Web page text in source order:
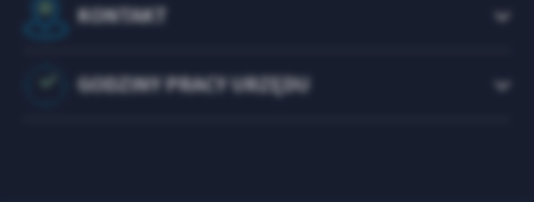
KONTAKT
GODZINY PRACY URZĘDU